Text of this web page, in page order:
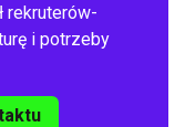
rekruterów-
i potrzeby